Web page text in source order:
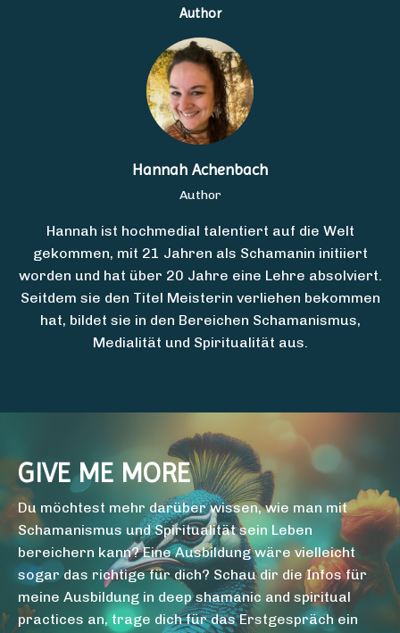
Author
Hannah Achenbach
Author
Hannah ist hochmedial talentiert auf die Welt
gekommen, mit 21 Jahren als Schamanin initiiert
worden und hat über 20 Jahre eine Lehre absolviert.
Seitdem sie den Titel Meisterin verliehen bekommen
hat, bildet sie in den Bereichen Schamanismus,
Medialität und Spiritualität aus.
GIVE ME MORE
Du möchtest mehr darüber wissen, wie man mit
Schamanismus und Spiritualität sein Leben
bereichern kann? Eine Ausbildung wäre vielleicht
sogar das richtige für dich? Schau dir die Infos für
meine Ausbildung in deep shamanic and spiritual
practices an, trage dich für das Erstgespräch ein